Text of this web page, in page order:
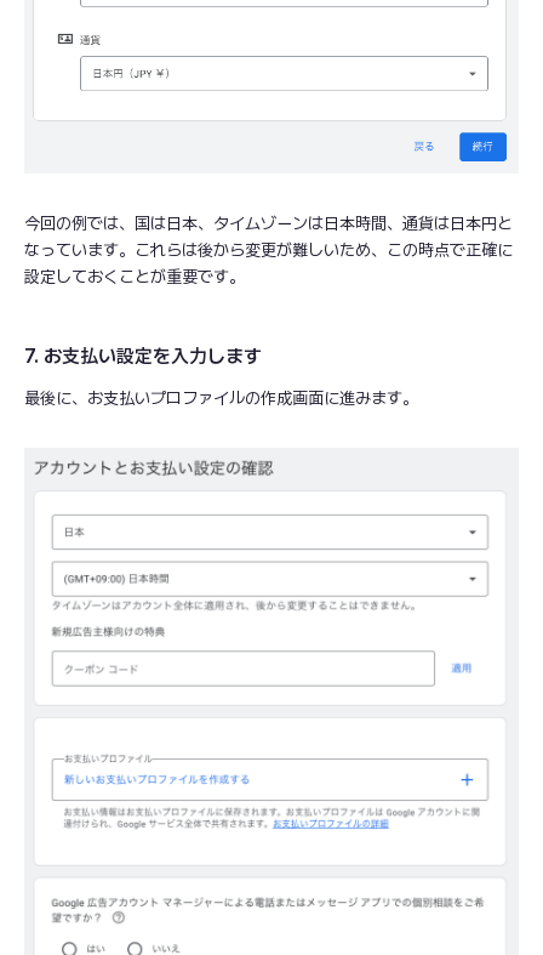
今回の例では、国は日本、タイムゾーンは日本時間、通貨は日本円と
なっています。これらは後から変更が難しいため、この時点で正確に
設定しておくことが重要です。
7. お支払い設定を入力します
最後に、お支払いプロファイルの作成画面に進みます。